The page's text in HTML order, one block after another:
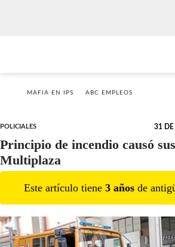
MAFIA EN IPS ABC EMPLEOS
POLICIALES 31
Principio de incendio causó
Multiplaza
Este artículo tiene 3 años de